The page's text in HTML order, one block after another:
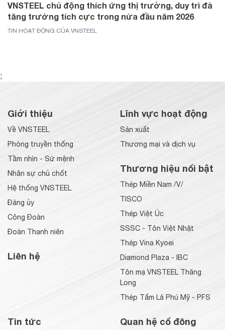
VNSTEEL chủ động thích ứng thị trường, duy trì đà
tăng trưởng tích cực trong nửa đầu năm 2026
TIN HOẠT ĐỘNG CỦA VNSTEEL
;
Giới thiệu
Về VNSTEEL
Phòng truyền thống
Tầm nhìn - Sứ mệnh
Nhân sự chủ chốt
Hệ thống VNSTEEL
Đảng ủy
Công Đoàn
Đoàn Thanh niên
Liên hệ
Lĩnh vực hoạt động
Sản xuất
Thương mại và dịch vụ
Thương hiệu nổi bật
Thép Miền Nam /V/
TISCO
Thép Việt Úc
SSSC - Tôn Việt Nhật
Thép Vina Kyoei
Diamond Plaza - IBC
Tôn mạ VNSTEEL Thăng
Long
Thép Tấm Lá Phú Mỹ - PFS
Tin tức Quan hệ cổ đông